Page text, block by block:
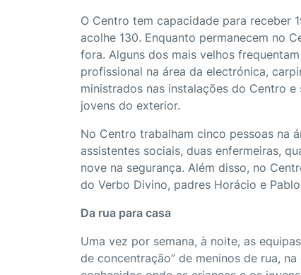
O Centro tem capacidade para receber
acolhe 130. Enquanto permanecem no
fora. Alguns dos mais velhos
profissional na área da electrónica,
ministrados nas instalações do Centro
jovens do exterior.
No Centro trabalham cinco pessoas na
assistentes sociais, duas enfermeiras,
nove na segurança. Além disso, no
do Verbo Divino, padres Horácio e
Da rua para casa
Uma vez por semana, à noite, as
de concentração” de meninos de rua,